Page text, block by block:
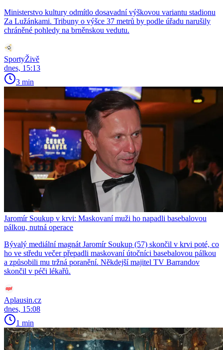
Ministerstvo kultury odmítlo dosavadní výškovou variantu stadionu
Za Lužánkami. Tribuny o výšce 37 metrů by podle úřadu narušily
chráněné pohledy na brněnskou vedutu.
SportyŽivě
dnes, 15:13
3 min
Jaromír Soukup v krvi: Maskovaní muži ho napadli basebalovou
pálkou, nutná operace
Bývalý mediální magnát Jaromír Soukup (57) skončil v krvi poté, co
ho ve středu večer přepadli maskovaní útočníci basebalovou pálkou
a způsobili mu tržná poranění. Někdejší majitel TV Barrandov
skončil v péči lékařů.
Aplausin.cz
dnes, 15:08
1 min